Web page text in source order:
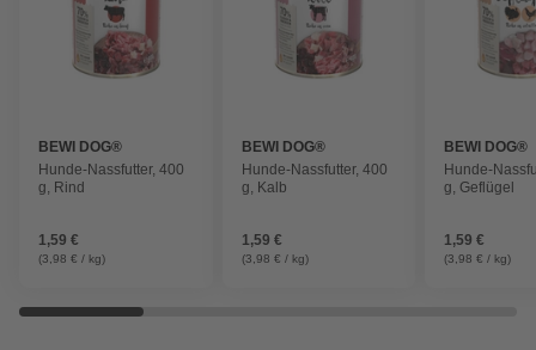
BEWI DOG®
Hunde-Nassfutter, 400
g, Rind
1,59 €
(3,98 € / kg)
BEWI DOG®
Hunde-Nassfutter, 400
g, Kalb
1,59 €
(3,98 € / kg)
BEWI DOG®
Hunde-
g, Geflügel
1,59 €
(3,98 € / kg)